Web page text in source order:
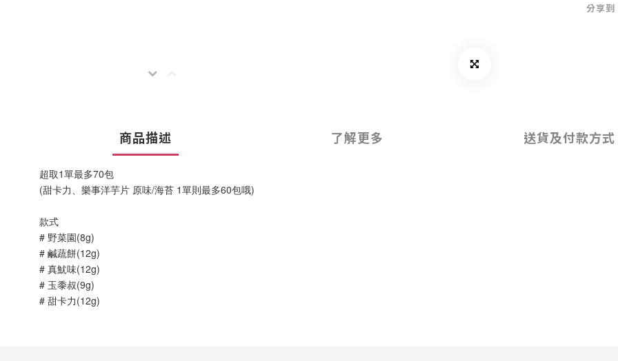
分享到
商品描述 了解更多 送貨及付款方式
超取1單最多70包
(甜卡力、樂事洋芋片 原味/海苔 1單則最多60包哦)
款式
# 野菜園(8g)
# 鹹蔬餅(12g)
# 真魷味(12g)
# 玉黍叔(9g)
# 甜卡力(12g)